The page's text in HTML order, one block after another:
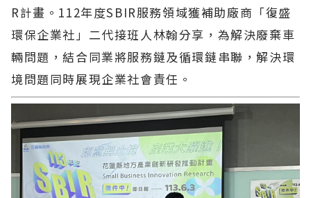
R計畫。112年度SBIR服務領域獲補助廠商「復盛
環保企業社」二代接班人林翰分享，為解決廢棄車
輛問題，結合同業將服務鏈及循環鏈串聯，解決環
境問題同時展現企業社會責任。